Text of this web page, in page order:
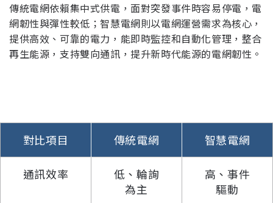
傳統電網依賴集中式供電，面對突發事件時容易停電，電
網韌性與彈性較低；智慧電網則以電網運營需求為核心，
提供高效、可靠的電力，能即時監控和自動化管理，整合
再生能源，支持雙向通訊，提升新時代能源的電網韌性。
對比項目 傳統電網 智慧電網
通訊效率
低、輪詢
為主
高、事件
驅動